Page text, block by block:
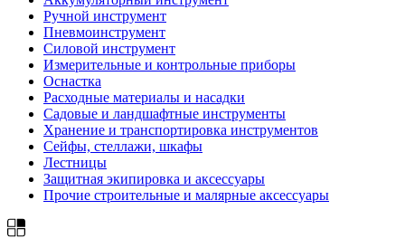
Ручной инструмент
Пневмоинструмент
Силовой инструмент
Измерительные и контрольные приборы
Оснастка
Расходные материалы и насадки
Садовые и ландшафтные инструменты
Хранение и транспортировка инструментов
Сейфы, стеллажи, шкафы
Лестницы
Защитная экипировка и аксессуары
Прочие строительные и малярные аксессуары